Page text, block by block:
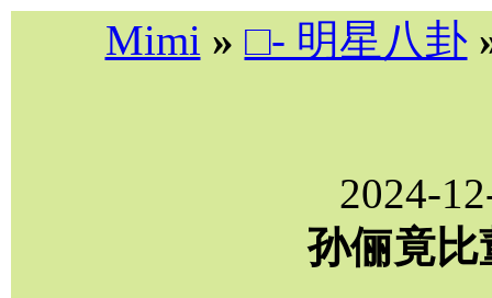
Mimi » □- 明星八卦
2024-
孙俪竟比